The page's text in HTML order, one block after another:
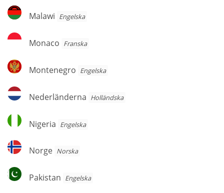
Malawi
Malawi Engelska
Monaco
Monaco Franska
Montenegro
Montenegro Engelska
Nederländerna
Nederländerna Holländska
Nigeria
Nigeria Engelska
Norge
Norge Norska
Pakistan
Pakistan Engelska